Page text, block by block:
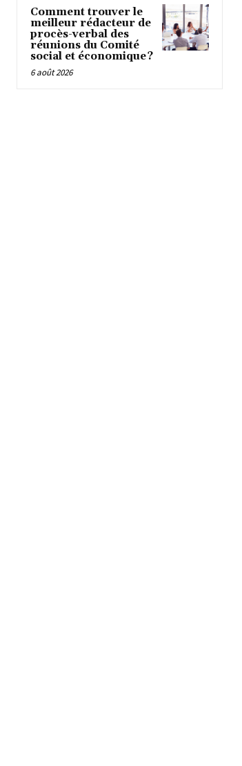
Comment trouver le
meilleur rédacteur de
procès-verbal des
réunions du Comité
social et économique ?
6 août 2026